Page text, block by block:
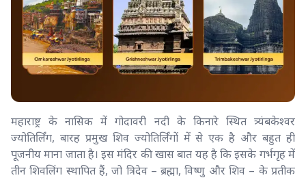
महाराष्ट्र के नासिक में गोदावरी नदी के किनारे स्थित त्र्यंबकेश्वर
ज्योतिर्लिंग, बारह प्रमुख शिव ज्योतिर्लिंगों में से एक है और बहुत ही
पूजनीय माना जाता है। इस मंदिर की खास बात यह है कि इसके गर्भगृह में
तीन शिवलिंग स्थापित हैं, जो त्रिदेव – ब्रह्मा, विष्णु और शिव – के प्रतीक